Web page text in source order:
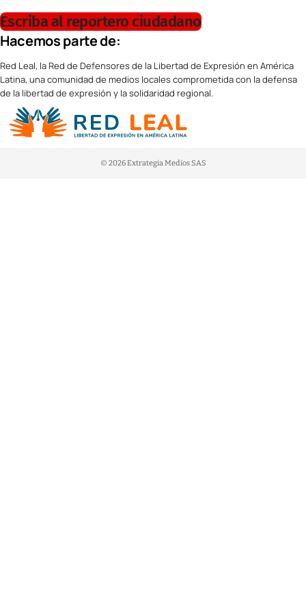
Escriba al reportero ciudadano
Hacemos parte de:
Red Leal, la Red de Defensores de la Libertad de Expresión en América
Latina, una comunidad de medios locales comprometida con la defensa
de la libertad de expresión y la solidaridad regional.
© 2026 Extrategia Medios SAS